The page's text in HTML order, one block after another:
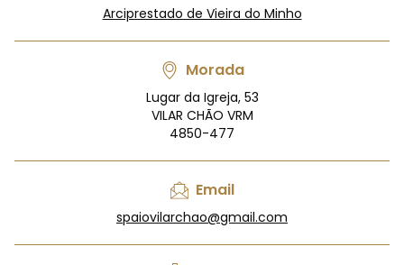
Arciprestado de Vieira do Minho
Morada
Lugar da Igreja, 53
VILAR CHÃO VRM
4850-477
Email
spaiovilarchao@gmail.com